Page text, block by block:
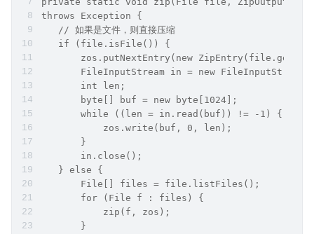
throws Exception {
   // 如果是文件，则直接压缩
   if (file.isFile()) {
zos.putNextEntry(new
FileInputStream in = new
       int len;
       byte[] buf = new byte[1024];
       while ((len = in.read(buf)) != -1) {
           zos.write(buf, 0, len);
       }
       in.close();
   } else {
       File[] files = file.listFiles();
       for (File f : files) {
           zip(f, zos);
       }